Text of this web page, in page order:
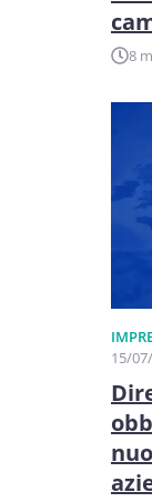
8
15/